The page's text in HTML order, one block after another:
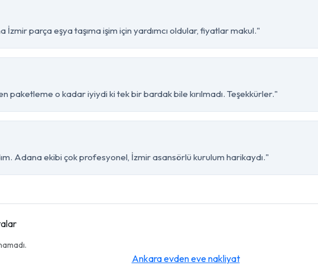
parça eşya taşıma işim için yardımcı oldular, fiyatlar makul."
paketleme o kadar iyiydi ki tek bir bardak bile kırılmadı. Teşekkürler."
Adana ekibi çok profesyonel, İzmir asansörlü kurulum harikaydı."
Ankara evden eve nakliyat